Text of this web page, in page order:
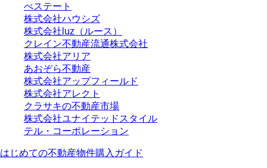
べステート
株式会社ハウシズ
株式会社luz（ルース）
クレイン不動産流通株式会社
株式会社アリア
あおぞら不動産
株式会社アップフィールド
株式会社アレクト
クラサキの不動産市場
株式会社ユナイテッドスタイル
テル・コーポレーション
はじめての不動産物件購入ガイド